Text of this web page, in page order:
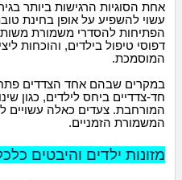
אחת הסוגיות הרגישות ביותר
עשוי להשפיע על אופן בחינת
הפתיחות להסדרי משמורת
דפוסי טיפול בילדים, והוכחות
המוסמכת.
במקרים שבהם אחד הצדדים
חד-צדדיים ביחס לילדים, כגון
המורחבת. צעדים כאלה עשויים
המשמורת הזמניים.
מזונות ילדים והיבטים